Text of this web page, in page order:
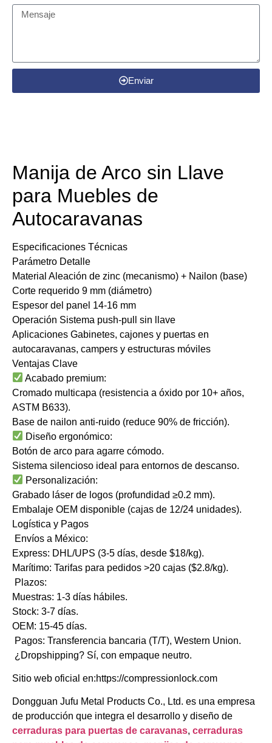
Enviar
Manija de Arco sin Llave
para Muebles de
Autocaravanas​​
​​​Especificaciones Técnicas​​
​​Parámetro​​ ​​Detalle​​
​​Material​​ Aleación de zinc (mecanismo) + Nailon (base)
​​Corte requerido​​ 9 mm (diámetro)
​​Espesor del panel​​ 14-16 mm
​​Operación​​ Sistema push-pull sin llave
​​Aplicaciones​​ Gabinetes, cajones y puertas en
autocaravanas, campers y estructuras móviles
​​Ventajas Clave​​
​​Acabado premium:​​
​​Cromado multicapa​​ (resistencia a óxido por 10+ años,
ASTM B633).
Base de nailon ​​anti-ruido​​ (reduce 90% de fricción).
​​Diseño ergonómico:​​
​​Botón de arco​​ para agarre cómodo.
​​Sistema silencioso​​ ideal para entornos de descanso.
​​Personalización:​​
Grabado láser de logos (profundidad ≥0.2 mm).
Embalaje OEM disponible (cajas de 12/24 unidades).
​​Logística y Pagos​​
​​Envíos a México:​​
​​Express:​​ DHL/UPS (3-5 días, desde $18/kg).
​​Marítimo:​​ Tarifas para pedidos >20 cajas ($2.8/kg).
​​Plazos:​​
​​Muestras:​​ 1-3 días hábiles.
​​Stock:​​ 3-7 días.
​​OEM:​​ 15-45 días.
​​Pagos:​​ Transferencia bancaria (T/T), Western Union.
​​¿Dropshipping?​​ Sí, con empaque neutro.
Sitio web oficial en:https://compressionlock.com
Dongguan Jufu Metal Products Co., Ltd. es una empresa
de producción que integra el desarrollo y diseño de
cerraduras para puertas de caravanas, cerraduras